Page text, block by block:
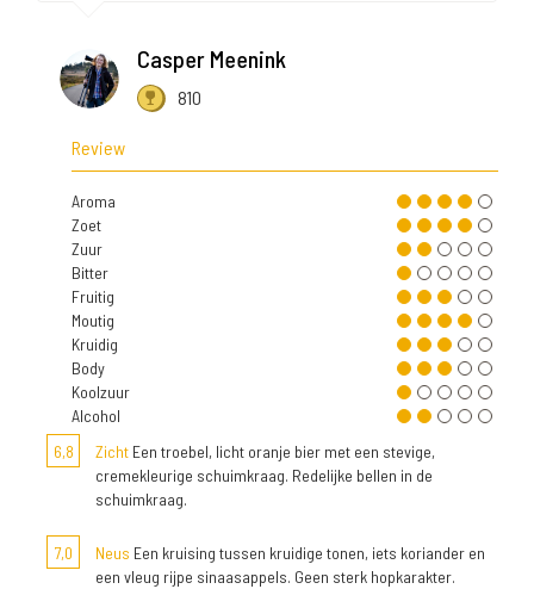
Casper Meenink
810
Review
Aroma
Zoet
Zuur
Bitter
Fruitig
Moutig
Kruidig
Body
Koolzuur
Alcohol
6,8
Zicht Een troebel, licht oranje bier met een stevige,
cremekleurige schuimkraag. Redelijke bellen in de
schuimkraag.
7,0 Neus Een kruising tussen kruidige tonen, iets koriander en
een vleug rijpe sinaasappels. Geen sterk hopkarakter.